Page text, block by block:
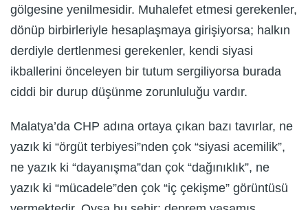
gölgesine yenilmesidir. Muhalefet etmesi gerekenler,
dönüp birbirleriyle hesaplaşmaya girişiyorsa; halkın
derdiyle dertlenmesi gerekenler, kendi siyasi
ikballerini önceleyen bir tutum sergiliyorsa burada
ciddi bir durup düşünme zorunluluğu vardır.
Malatya’da CHP adına ortaya çıkan bazı tavırlar, ne
yazık ki “örgüt terbiyesi”nden çok “siyasi acemilik”,
ne yazık ki “dayanışma”dan çok “dağınıklık”, ne
yazık ki “mücadele”den çok “iç çekişme” görüntüsü